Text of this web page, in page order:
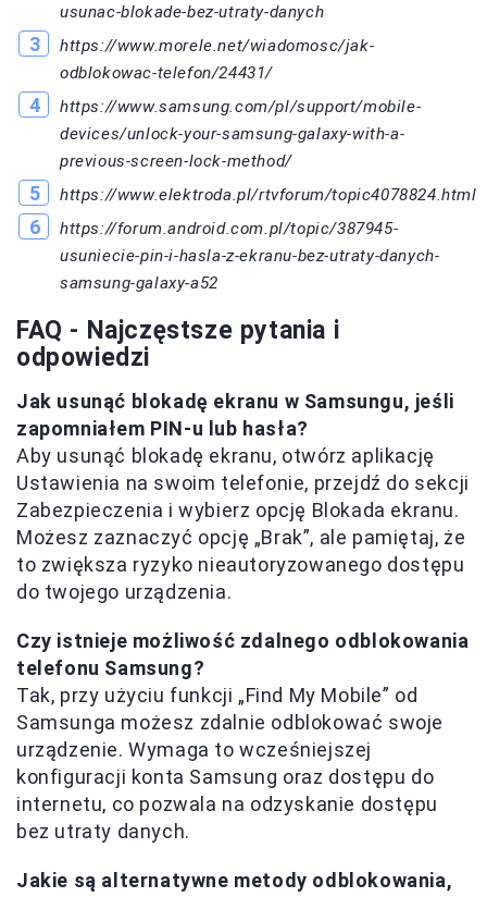
usunac-blokade-bez-utraty-danych
https://www.morele.net/wiadomosc/jak-
odblokowac-telefon/24431/
https://www.samsung.com/pl/support/mobile-
devices/unlock-your-samsung-galaxy-with-a-
previous-screen-lock-method/
https://www.elektroda.pl/rtvforum/topic4078824.html
https://forum.android.com.pl/topic/387945-
usuniecie-pin-i-hasla-z-ekranu-bez-utraty-danych-
samsung-galaxy-a52
FAQ - Najczęstsze pytania i
odpowiedzi
Jak usunąć blokadę ekranu w Samsungu, jeśli
zapomniałem PIN-u lub hasła?
Aby usunąć blokadę ekranu, otwórz aplikację
Ustawienia na swoim telefonie, przejdź do sekcji
Zabezpieczenia i wybierz opcję Blokada ekranu.
Możesz zaznaczyć opcję „Brak”, ale pamiętaj, że
to zwiększa ryzyko nieautoryzowanego dostępu
do twojego urządzenia.
Czy istnieje możliwość zdalnego odblokowania
telefonu Samsung?
Tak, przy użyciu funkcji „Find My Mobile” od
Samsunga możesz zdalnie odblokować swoje
urządzenie. Wymaga to wcześniejszej
konfiguracji konta Samsung oraz dostępu do
internetu, co pozwala na odzyskanie dostępu
bez utraty danych.
Jakie są alternatywne metody odblokowania,